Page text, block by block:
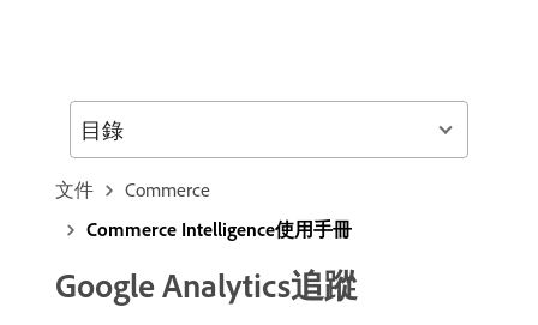
文件
Commerce
Commerce Intelligence使用手冊
Google Analytics追蹤
目錄